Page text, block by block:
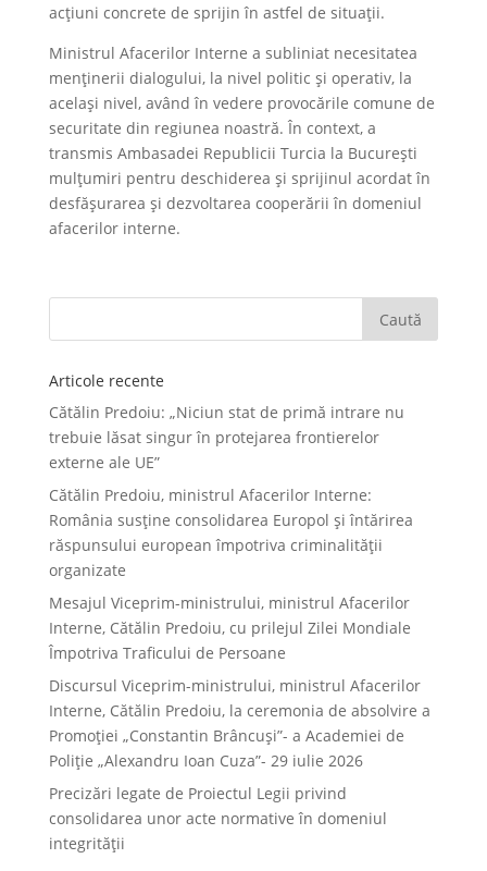
acțiuni concrete de sprijin în astfel de situații.
Ministrul Afacerilor Interne a subliniat necesitatea
menținerii dialogului, la nivel politic și operativ, la
același nivel, având în vedere provocările comune de
securitate din regiunea noastră. În context, a
transmis Ambasadei Republicii Turcia la București
mulțumiri pentru deschiderea și sprijinul acordat în
desfășurarea și dezvoltarea cooperării în domeniul
afacerilor interne.
Articole recente
Cătălin Predoiu: „Niciun stat de primă intrare nu
trebuie lăsat singur în protejarea frontierelor
externe ale UE”
Cătălin Predoiu, ministrul Afacerilor Interne:
România susține consolidarea Europol și întărirea
răspunsului european împotriva criminalității
organizate
Mesajul Viceprim-ministrului, ministrul Afacerilor
Interne, Cătălin Predoiu, cu prilejul Zilei Mondiale
Împotriva Traficului de Persoane
Discursul Viceprim-ministrului, ministrul Afacerilor
Interne, Cătălin Predoiu, la ceremonia de absolvire a
Promoției „Constantin Brâncuși”- a Academiei de
Poliție „Alexandru Ioan Cuza”- 29 iulie 2026
Precizări legate de Proiectul Legii privind
consolidarea unor acte normative în domeniul
integrității